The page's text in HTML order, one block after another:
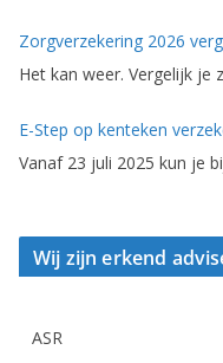
Zorgverzekering 2026
Het kan weer. Vergelijk je
E-Step op kenteken
Vanaf 23 juli 2025 kun je
Wij zijn erkend
ASR